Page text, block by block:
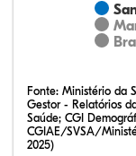
Fonte: Ministério da
Gestor - Relatórios
Saúde; CGI
CGIAE/SVSA/
2025)